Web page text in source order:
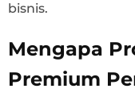
bisnis.
Mengapa
Premium